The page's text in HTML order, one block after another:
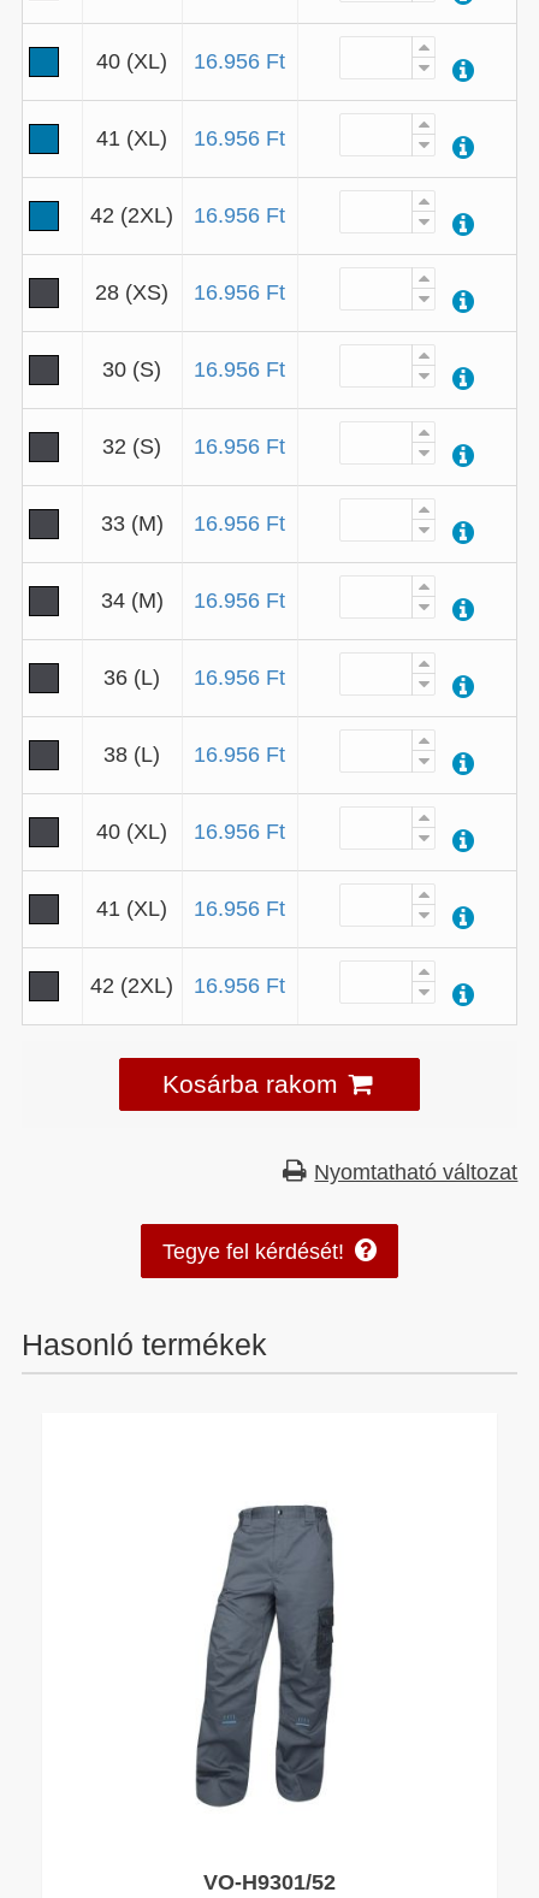
40 (XL) 16.956 Ft
41 (XL) 16.956 Ft
42 (2XL) 16.956 Ft
28 (XS) 16.956 Ft
30 (S) 16.956 Ft
32 (S) 16.956 Ft
33 (M) 16.956 Ft
34 (M) 16.956 Ft
36 (L) 16.956 Ft
38 (L) 16.956 Ft
40 (XL) 16.956 Ft
41 (XL) 16.956 Ft
42 (2XL) 16.956 Ft
Kosárba rakom
Nyomtatható változat
Tegye fel kérdését!
Hasonló termékek
VO-H9301/52